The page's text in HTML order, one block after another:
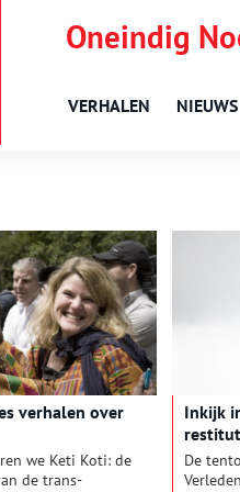
Oneindig
VERHALEN NIEUWS
verhalen over
we Keti Koti: de
de trans-
Inkijk
De